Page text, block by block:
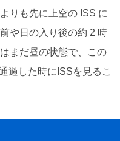
りも先に上空の ISS に
や日の入り後の約 2 時
まだ昼の状態で、この
過した時にISSを見るこ